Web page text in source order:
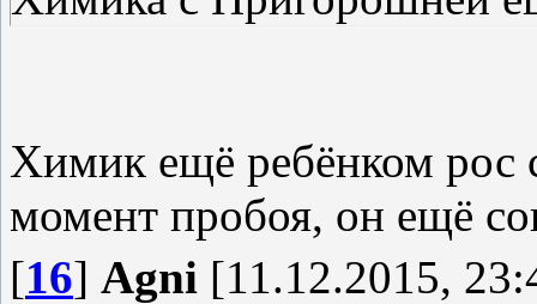
Химик ещё ребёнком рос
момент пробоя, он ещё
[16] Agni [11.12.2015,